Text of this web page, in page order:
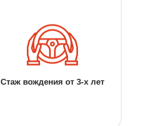
Стаж вождения от 3-х лет